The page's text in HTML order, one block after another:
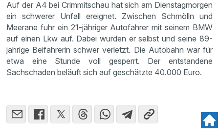
Auf der A4 bei Crimmitschau hat sich am Dienstagmorgen
ein schwerer Unfall ereignet. Zwischen Schmölln und
Meerane fuhr ein 21-jähriger Autofahrer mit seinem BMW
auf einen Lkw auf. Dabei wurden er selbst und seine 89-
jährige Beifahrerin schwer verletzt. Die Autobahn war für
etwa eine Stunde voll gesperrt. Der entstandene
Sachschaden beläuft sich auf geschätzte 40.000 Euro.